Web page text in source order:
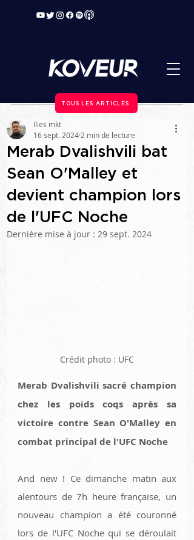
TOUS LES ARTICLES
Merab Dvalishvili bat
Sean O'Malley et
devient champion lors
de l'UFC Noche
Ilies mkt
16 sept. 2024 2 min de lecture
Dernière mise à jour : 29 sept. 2024
Crédit photo : UFC
Merab Dvalishvili sacré champion
chez les poids coqs après sa
victoire contre Sean O'Malley en
combat principal de l'UFC Noche
And new ! Ce dimanche matin aux
alentours de 7h heure française, un
nouveau champion a été couronné
lors de l'UFC Noche qui se déroulait